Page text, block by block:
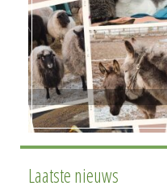
Laatste nieuws